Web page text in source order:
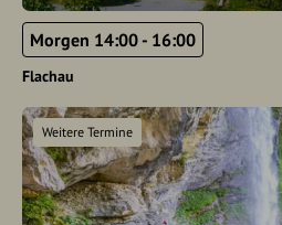
Morgen 14:00 - 16:00
Flachau
Weitere Termine